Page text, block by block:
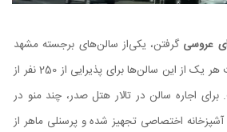
عروسی گرفتن، یکی‌از سالن‌های برجسته مشهد
برای عروسی هستند. ظرفیت هر یک از این سالن‌ها برای پذیرایی از 250 نفر از
اجاره سالن در تالار هتل صدر، چند منو در
آشپزخانه اختصاصی تجهیز شده و پرسنلی ماهر از